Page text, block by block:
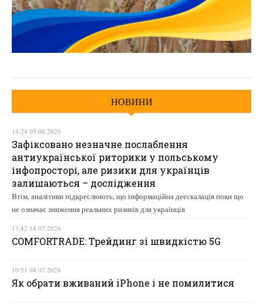
НОВИНИ
14:24 05.08.2026
Зафіксовано незначне послаблення
антиукраїнської риторики у польському
інфопросторі, але ризики для українців
залишаються – дослідження
Втім, аналітики підкреслюють, що інформаційна деескалація поки що
не означає зниження реальних ризиків для українців
17:42 14.07.2026
COMFORTRADE: Трейдинг зі швидкістю 5G
10:51 08.07.2026
Як обрати вживаний iPhone і не помилитися